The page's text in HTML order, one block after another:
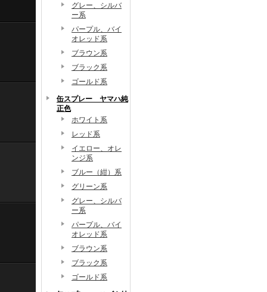
グレー、シルバ
ー系
パープル、バイ
オレッド系
ブラウン系
ブラック系
ゴールド系
缶スプレー ヤマハ純
正色
ホワイト系
レッド系
イエロー、オレ
ンジ系
ブルー（紺）系
グリーン系
グレー、シルバ
ー系
パープル、バイ
オレッド系
ブラウン系
ブラック系
ゴールド系